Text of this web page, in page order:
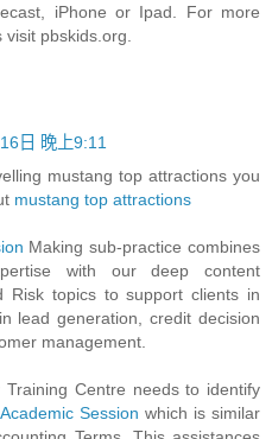
iPhone or Ipad. For more
pbskids.org.
日 晚上9:11
mustang top attractions you
mustang top attractions
Making sub-practice combines
with our deep content
Risk topics to support clients in
lead generation, credit decision
management.
Centre needs to identify
Academic Session which is similar